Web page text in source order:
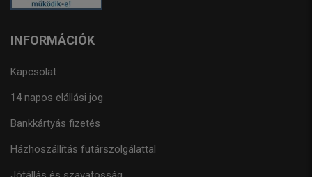
INFORMÁCIÓK
Kapcsolat
14 napos elállási jog
Bankkártyás fizetés
Házhoszállítás futárszolgálattal